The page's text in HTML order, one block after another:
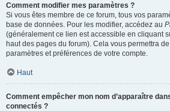
Comment modifier mes paramètres ?
Si vous êtes membre de ce forum, tous vos
base de données. Pour les modifier, accédez au
(généralement ce lien est accessible en cliquant
haut des pages du forum). Cela vous permettra
paramètres et préférences de votre compte.
Haut
Comment empêcher mon nom d’apparaître
connectés ?